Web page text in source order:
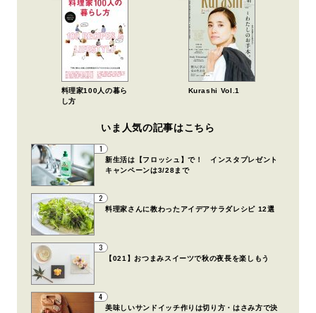
料理家100人の暮ら
し方
Kurashi Vol.1
いま人気の記事はこちら
1
新生活は【フロッシュ】で！ インスタプレゼント
キャンペーンは3/28まで
2
料理家さんに教わったアイデアサラダレシピ 12選
3
【021】おつまみスイーツで秋の夜長を楽しもう
4
美味しいサンドイッチ作りは切り方・はさみ方で決